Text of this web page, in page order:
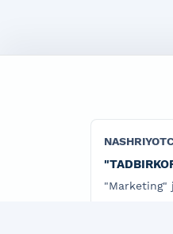
"Marketing"